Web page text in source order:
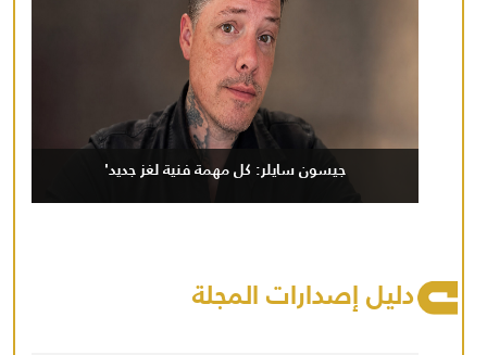
جيسون سايلر: كل مهمة فنية لغز جديد'
دليل إصدارات المجلة